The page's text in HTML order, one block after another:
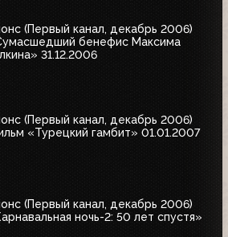
(Первый канал, декабрь 2006)
бенефис Максима
31.12.2006
(Первый канал, декабрь 2006)
«Турецкий гамбит» 01.01.2007
(Первый канал, декабрь 2006)
ночь-2: 50 лет спустя»